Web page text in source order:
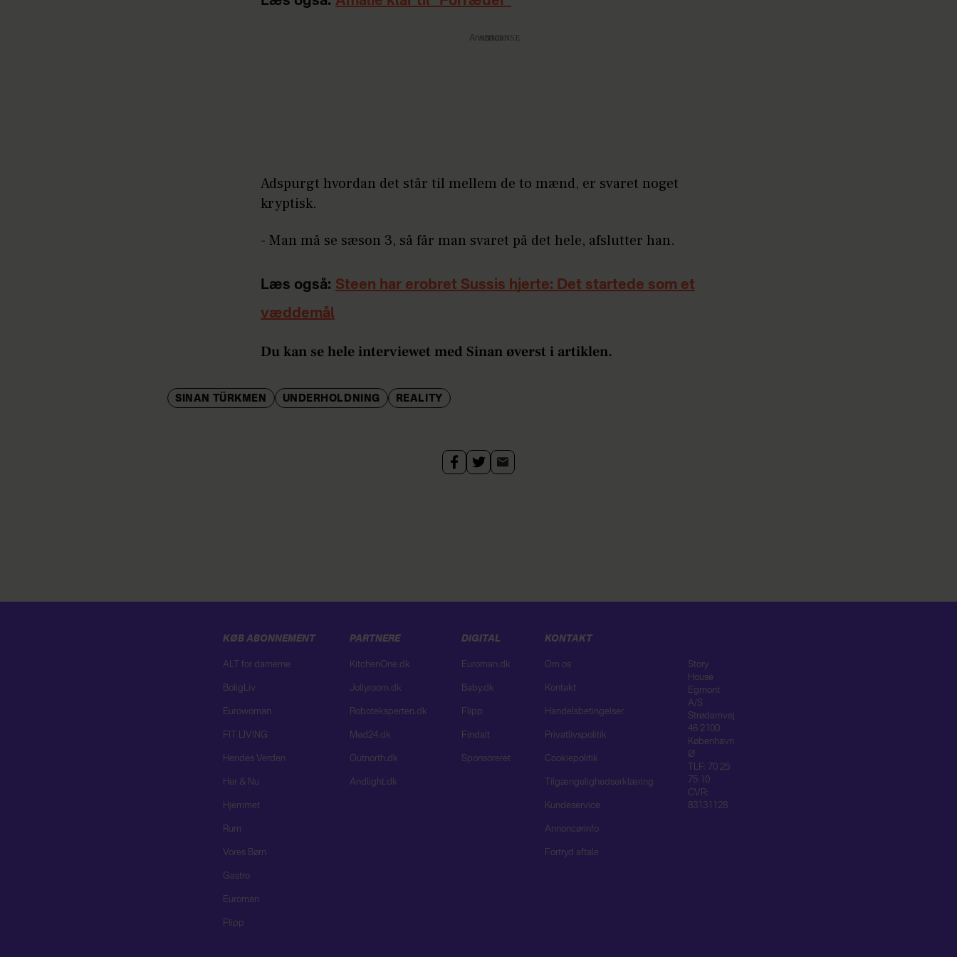
Annonce
Adspurgt hvordan det står til mellem de to mænd, er svaret noget
kryptisk.
- Man må se sæson 3, så får man svaret på det hele, afslutter han.
Læs også: Steen har erobret Sussis hjerte: Det startede som et
væddemål
Du kan se hele interviewet med Sinan øverst i artiklen.
SINAN TÜRKMEN UNDERHOLDNING REALITY
KØB ABONNEMENT
ALT for damerne
BoligLiv
Eurowoman
FIT LIVING
Hendes Verden
Her & Nu
Hjemmet
Rum
Vores Børn
Gastro
Euroman
Flipp
PARTNERE
KitchenOne.dk
Jollyroom.dk
Roboteksperten.dk
Med24.dk
Outnorth.dk
Andlight.dk
DIGITAL
Euroman.dk
Baby.dk
Flipp
Findalt
Sponsoreret
KONTAKT
Om os
Kontakt
Handelsbetingelser
Privatlivspolitik
Cookiepolitik
Tilgængelighedserklæring
Kundeservice
Annoncørinfo
Fortryd aftale
Story
House
Egmont
A/S
Strødamvej
46 2100
København
Ø
TLF: 70 25
75 10
CVR:
83131128